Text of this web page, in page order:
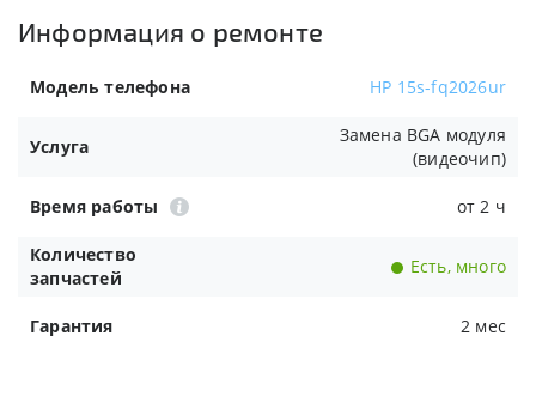
Информация о ремонте
Модель телефона HP 15s-fq2026ur
Услуга
Замена BGA модуля
(видеочип)
Время работы от 2 ч
Количество
запчастей
Есть, много
Гарантия 2 мес